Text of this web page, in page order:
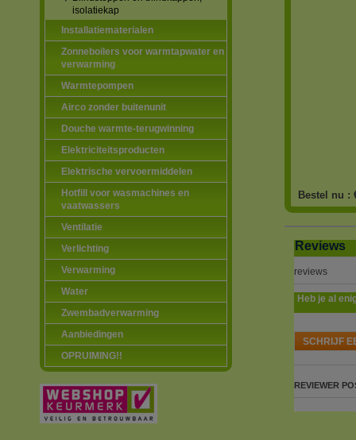
isolatiekap
Installatiematerialen
Zonneboilers voor warmtapwater en
verwarming
Warmtepompen
Airco zonder buitenunit
Douche warmte-terugwinning
Elektriciteitsproducten
Elektrische vervoermiddelen
Hotfill voor wasmachines en
vaatwassers
Ventilatie
Verlichting
Verwarming
Water
Zwembadverwarming
Aanbiedingen
OPRUIMING!!
Bestel nu :
Reviews
reviews
Heb je al
SCHRIJF
REVIEWER